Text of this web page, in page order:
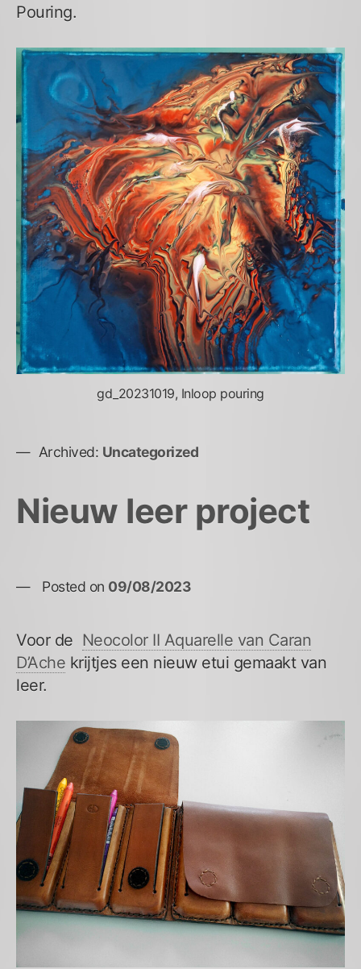
Pouring.
gd_20231019, Inloop pouring
Archived: Uncategorized
Nieuw leer project
Posted on 09/08/2023
Voor de Neocolor II Aquarelle van Caran
D’Ache krijtjes een nieuw etui gemaakt van
leer.